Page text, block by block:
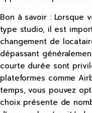
Bon à savoir : Lorsque
type studio, il est
changement de
dépassant
courte durée sont
plateformes comme
temps, vous pouvez
choix présente de